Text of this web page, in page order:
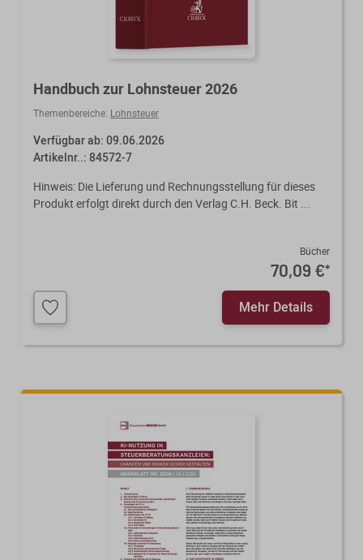
Handbuch zur Lohnsteuer 2026
Themenbereiche: Lohnsteuer
Verfügbar ab: 09.06.2026
Artikelnr..: 84572-7
Hinweis: Die Lieferung und Rechnungsstellung für dieses
Produkt erfolgt direkt durch den Verlag C.H. Beck. Bit ...
Bücher
70,09 €*
Mehr Details